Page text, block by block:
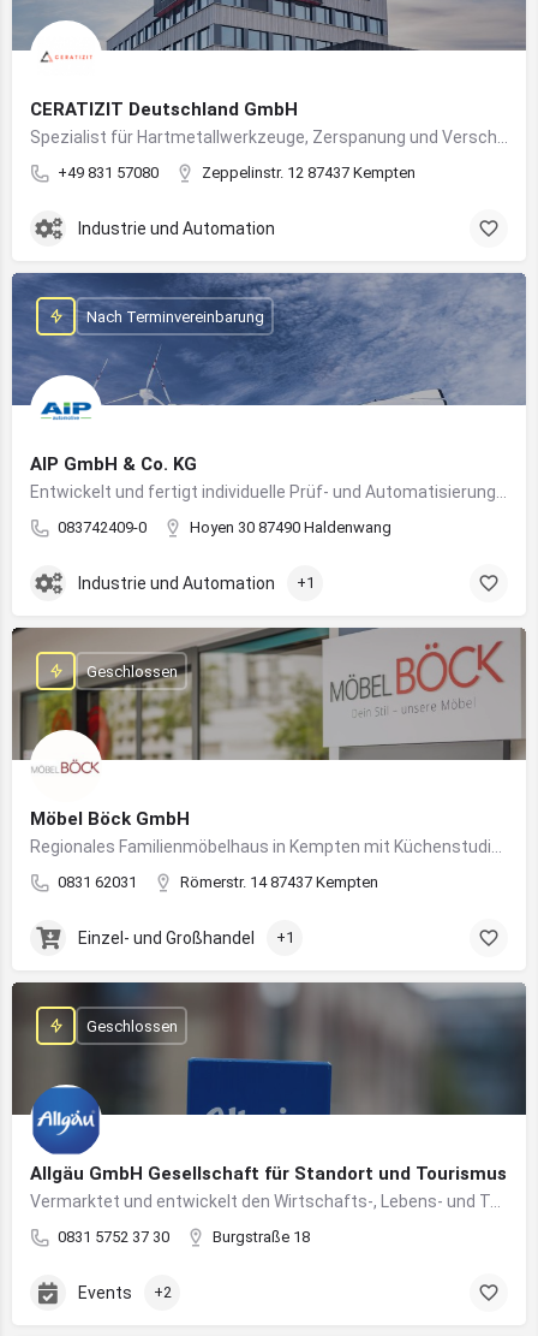
CERATIZIT Deutschland GmbH
+49 831 57080 Zeppelinstr. 12 87437 Kempten
Industrie und Automation
AIP GmbH & Co. KG
083742409-0 Hoyen 30 87490 Haldenwang
Nach Terminvereinbarung
Industrie und Automation +1
Möbel Böck GmbH
0831 62031 Römerstr. 14 87437 Kempten
Geschlossen
Einzel- und Großhandel +1
Allgäu GmbH Gesellschaft für Standort und Tourismus
0831 5752 37 30 Burgstraße 18
Geschlossen
Events +2